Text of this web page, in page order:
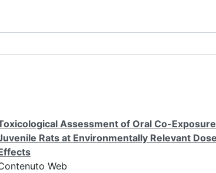
Assessment of Oral Co-
Rats at Environmentally Relevant
Web